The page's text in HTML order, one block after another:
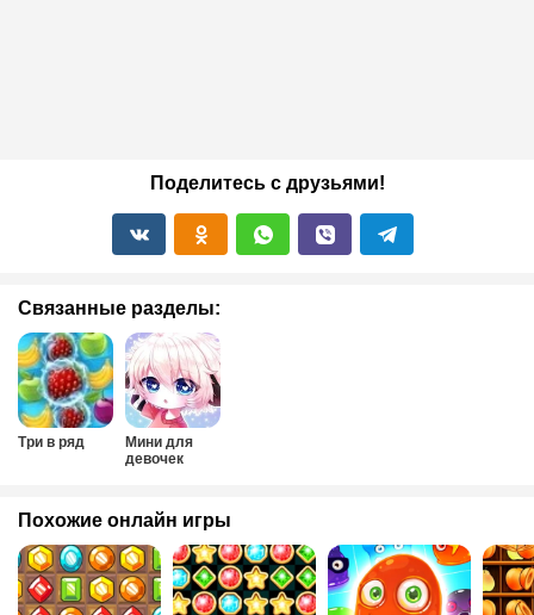
Поделитесь с друзьями!
Связанные разделы:
Три в ряд
Мини для
девочек
Похожие онлайн игры